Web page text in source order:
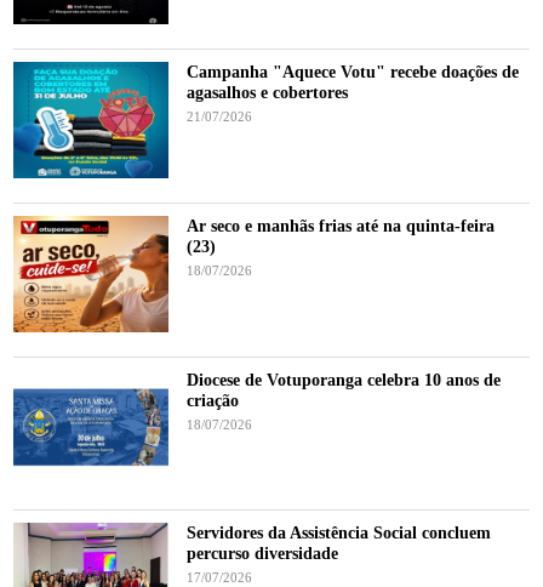
Campanha "Aquece Votu" recebe doações de
agasalhos e cobertores
21/07/2026
Ar seco e manhãs frias até na quinta-feira
(23)
18/07/2026
Diocese de Votuporanga celebra 10 anos de
criação
18/07/2026
Servidores da Assistência Social concluem
percurso diversidade
17/07/2026